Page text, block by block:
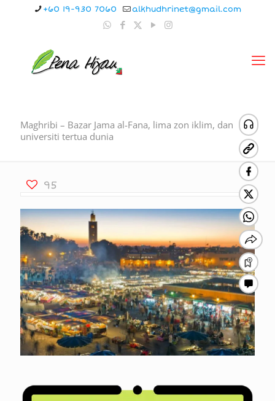
+60 19-930 7060 alkhudhrinet@gmail.com
Maghribi – Bazar Jama al-Fana, lima zon iklim, dan
universiti tertua dunia
95